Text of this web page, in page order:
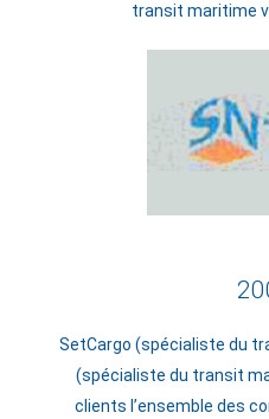
transit maritime
SetCargo (spécialiste du
(spécialiste du transit
clients l’ensemble des